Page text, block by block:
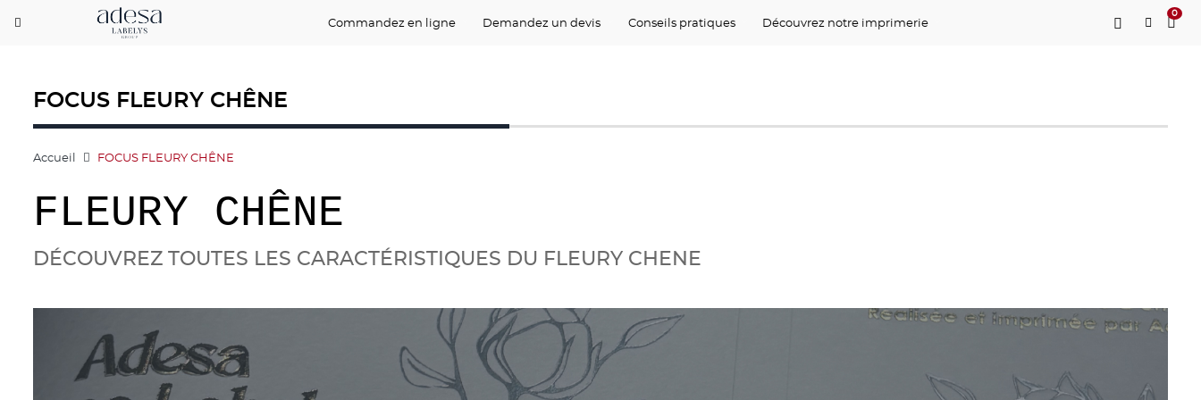
Commandez en ligne Demandez un devis Conseils pratiques Découvrez notre imprimerie
0
FOCUS FLEURY CHÊNE
Accueil FOCUS FLEURY CHÊNE
FLEURY CHÊNE
DÉCOUVREZ TOUTES LES CARACTÉRISTIQUES DU FLEURY CHENE